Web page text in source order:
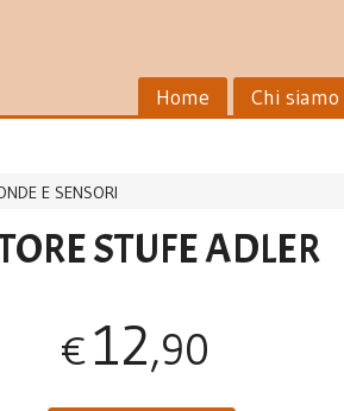
Home Chi siamo
E SENSORI
STUFE ADLER
€12,90